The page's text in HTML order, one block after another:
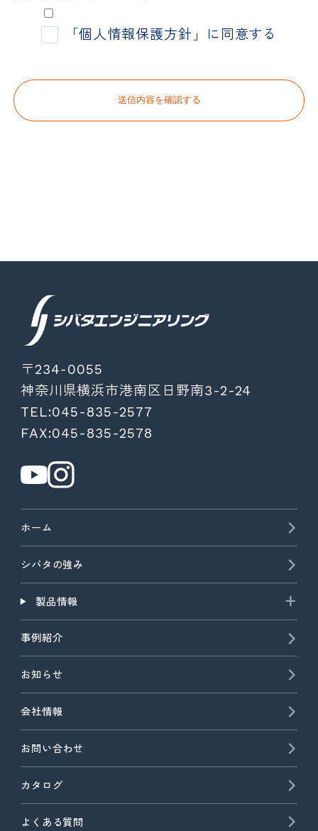
「個人情報保護方針」に同意する
送信内容を確認する
〒234-0055
神奈川県横浜市港南区日野南3-2-24
TEL:045-835-2577
FAX:045-835-2578
ホーム
シバタの強み
製品情報
事例紹介
お知らせ
会社情報
お問い合わせ
カタログ
よくある質問